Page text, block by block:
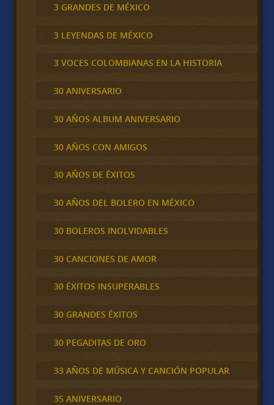
3 GRANDES DE MÉXICO
3 LEYENDAS DE MÉXICO
3 VOCES COLOMBIANAS EN LA HISTORIA
30 ANIVERSARIO
30 AÑOS ALBUM ANIVERSARIO
30 AÑOS CON AMIGOS
30 AÑOS DE ÉXITOS
30 AÑOS DEL BOLERO EN MÉXICO
30 BOLEROS INOLVIDABLES
30 CANCIONES DE AMOR
30 ÉXITOS INSUPERABLES
30 GRANDES ÉXITOS
30 PEGADITAS DE ORO
33 AÑOS DE MÚSICA Y CANCIÓN POPULAR
35 ANIVERSARIO